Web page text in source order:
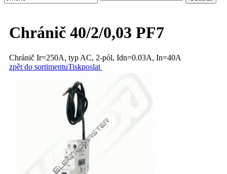
Chránič 40/2/0,03 PF7
Chránič Ir=250A, typ AC, 2-pól, Idn=0.03A, In=40A
zpět do sortimentuTiskposlat